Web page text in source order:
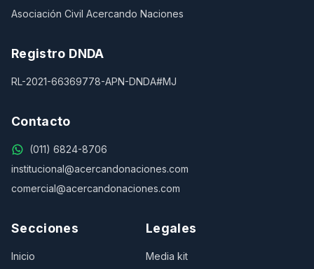
Asociación Civil Acercando Naciones
Registro DNDA
RL-2021-66369778-APN-DNDA#MJ
Contacto
(011) 6824-8706
institucional@acercandonaciones.com
comercial@acercandonaciones.com
Secciones
Inicio
Legales
Media kit